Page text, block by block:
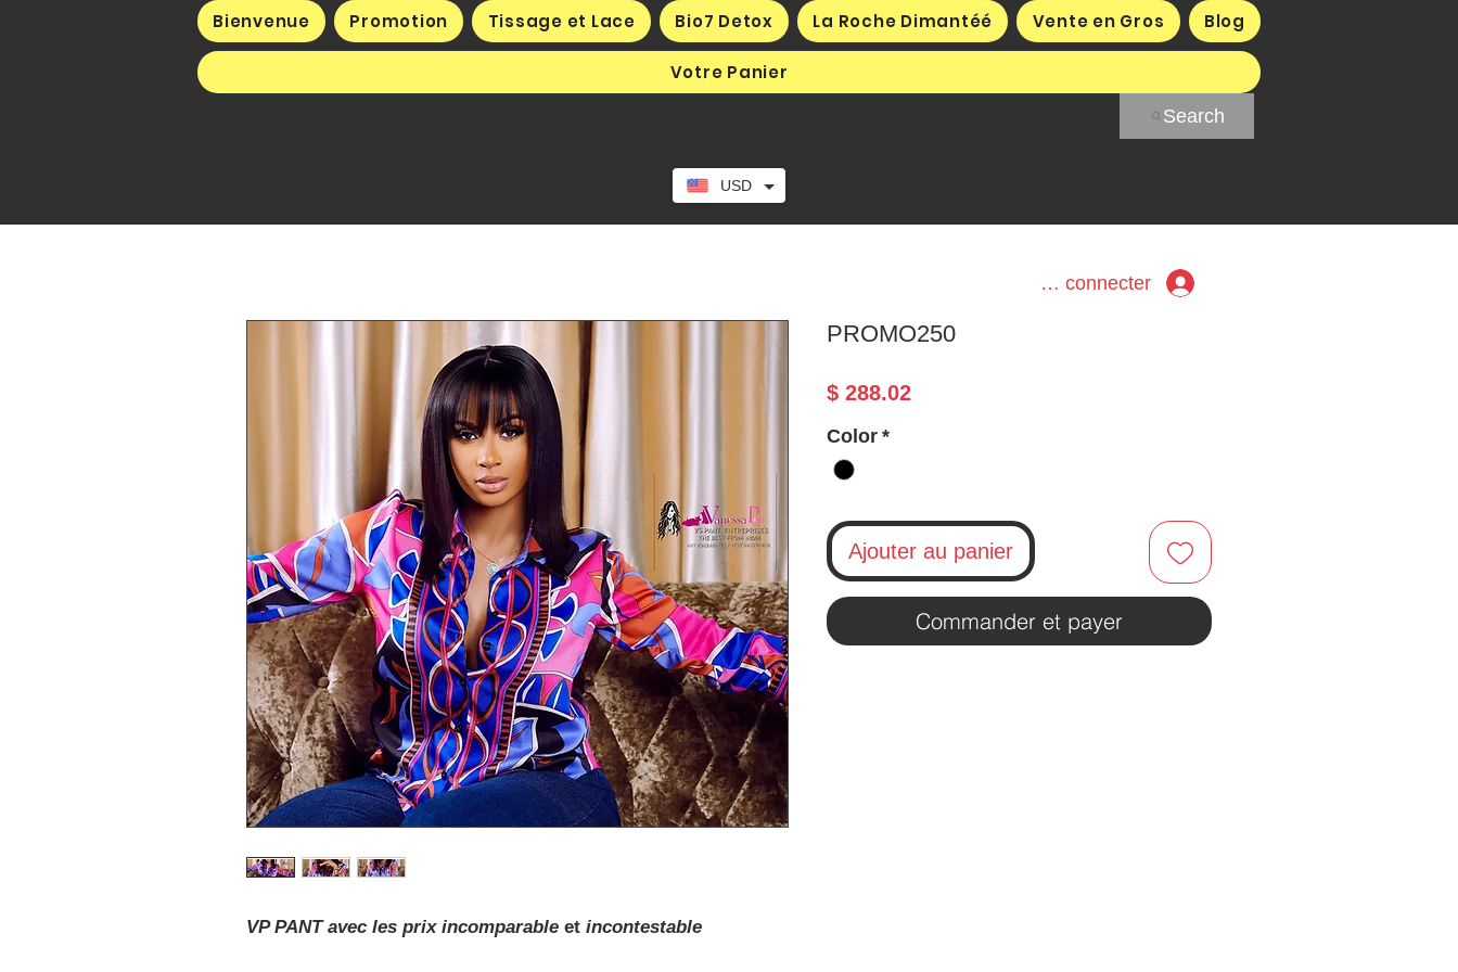
USD
Bienvenue Promotion Tissage et Lace Bio7 Detox La Roche Dimantéé Vente en Gros Blog
Votre Panier
Search
VP PANT avec les prix incomparable et incontestable
PROMO250
$ 288.02
Color *
Ajouter au panier
Commander et payer
Se connecter